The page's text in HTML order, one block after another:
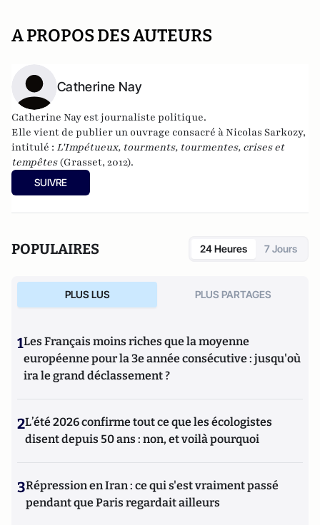
A PROPOS DES AUTEURS
Catherine Nay
Catherine Nay est journaliste politique.
Elle vient de publier un ouvrage consacré à Nicolas Sarkozy,
intitulé : L'Impétueux, tourments, tourmentes, crises et
tempêtes(Grasset, 2012).
SUIVRE
POPULAIRES 24 Heures 7 Jours
PLUS LUS PLUS PARTAGES
1Les Français moins riches que la moyenne
européenne pour la 3e année consécutive : jusqu'où
ira le grand déclassement ?
2L’été 2026 confirme tout ce que les écologistes
disent depuis 50 ans : non, et voilà pourquoi
3Répression en Iran : ce qui s'est vraiment passé
pendant que Paris regardait ailleurs